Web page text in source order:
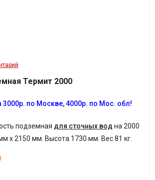
Термит 2000
3000р. по Москве, 4000р. по Мос. обл!
подземная для сточных вод на 2000
х 2150 мм. Высота 1730 мм. Вес 81 кг.